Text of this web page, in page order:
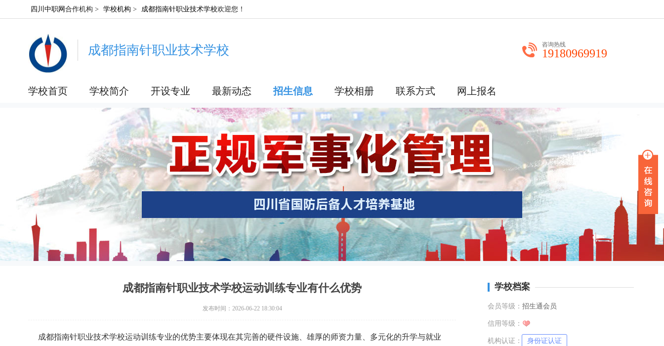
四川中职网 合作机构 > 学校机构 > 成都指南针职业技术学校欢迎您！
成都指南针职业技术学校 咨询热线
19180969919
学校首页 学校简介 开设专业 最新动态 招生信息 学校相册 联系方式 网上报名
成都指南针职业技术学校运动训练专业有什么优势
发布时间：2026-06-22 18:30:04
成都指南针职业技术学校运动训练专业的优势主要体现在其完善的硬件设施、雄厚的师资力量、多元化的升学与就业
学校档案
会员等级： 招生通会员
信用等级：
机构认证： 身份证认证